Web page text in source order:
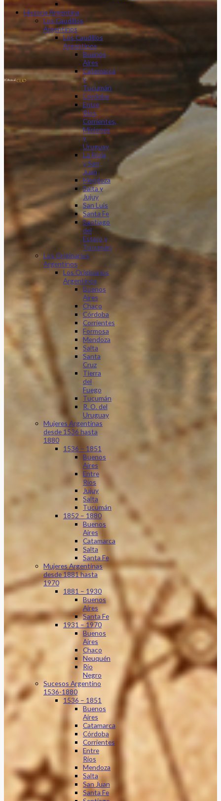
Historia Argentina
Los Caudillos
Argentinos
Los Caudillos
Argentinos
Buenos
Aires
Catamarca
y
Tucumán
Córdoba
Entre
Ríos,
Corrientes,
Misiones
y
Uruguay
La Rioja
y San
Juan
Mendoza
Salta y
Jujuy
San Luis
Santa Fe
Santiago
del
Estero y
Tucumán
Los Originarios
Argentinos
Los Originarios
Argentinos
Buenos
Aires
Chaco
Córdoba
Corrientes
Formosa
Mendoza
Salta
Santa
Cruz
Tierra
del
Fuego
Tucumán
R. O. del
Uruguay
Mujeres Argentinas
desde 1536 hasta
1880
1536 – 1851
Buenos
Aires
Entre
Ríos
Jujuy
Salta
Tucumán
1852 – 1880
Buenos
Aires
Catamarca
Salta
Santa Fe
Mujeres Argentinas
desde 1881 hasta
1970
1881 – 1930
Buenos
Aires
Santa Fe
1931 – 1970
Buenos
Aires
Chaco
Neuquén
Río
Negro
Sucesos Argentino
1536-1880
1536 – 1851
Buenos
Aires
Catamarca
Córdoba
Corrientes
Entre
Ríos
Mendoza
Salta
San Juan
Santa Fe